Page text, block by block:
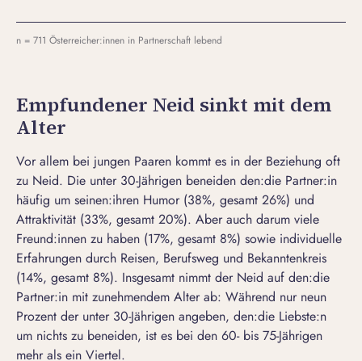
n = 711 Österreicher:innen in Partnerschaft lebend
Empfundener Neid sinkt mit dem
Alter
Vor allem bei jungen Paaren kommt es in der Beziehung oft
zu Neid. Die unter 30-Jährigen beneiden den:die Partner:in
häufig um seinen:ihren Humor (38%, gesamt 26%) und
Attraktivität (33%, gesamt 20%). Aber auch darum viele
Freund:innen zu haben (17%, gesamt 8%) sowie individuelle
Erfahrungen durch Reisen, Berufsweg und Bekanntenkreis
(14%, gesamt 8%). Insgesamt nimmt der Neid auf den:die
Partner:in mit zunehmendem Alter ab: Während nur neun
Prozent der unter 30-Jährigen angeben, den:die Liebste:n
um nichts zu beneiden, ist es bei den 60- bis 75-Jährigen
mehr als ein Viertel.